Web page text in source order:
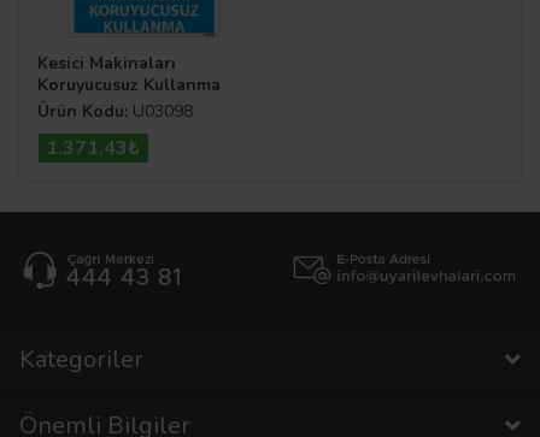
Kesici Makinaları
Koruyucusuz Kullanma
Uyarı Levhası
Ürün Kodu: U03098
1.371,43₺
Kategoriler
Önemli Bilgiler